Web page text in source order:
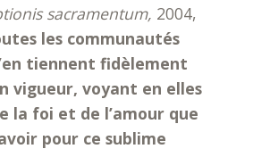
sacramentum, 2004,
les communautés
tiennent fidèlement
vigueur, voyant en elles
la foi et de l’amour que
pour ce sublime